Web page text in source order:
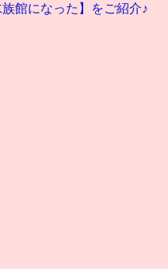
館になった】をご紹介♪